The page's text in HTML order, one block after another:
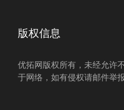
版权信息
优拓网版权所有，未经允许
于网络，如有侵权请邮件举报